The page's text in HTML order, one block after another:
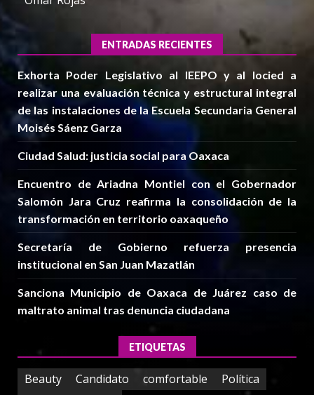
ENTRADAS RECIENTES
Exhorta Poder Legislativo al IEEPO y al Iocied a
realizar una evaluación técnica y estructural integral
de las instalaciones de la Escuela Secundaria General
Moisés Sáenz Garza
Ciudad Salud: justicia social para Oaxaca
Encuentro de Ariadna Montiel con el Gobernador
Salomón Jara Cruz reafirma la consolidación de la
transformación en territorio oaxaqueño
Secretaría de Gobierno refuerza presencia
institucional en San Juan Mazatlán
Sanciona Municipio de Oaxaca de Juárez caso de
maltrato animal tras denuncia ciudadana
ETIQUETAS
Beauty Candidato comfortable
Política